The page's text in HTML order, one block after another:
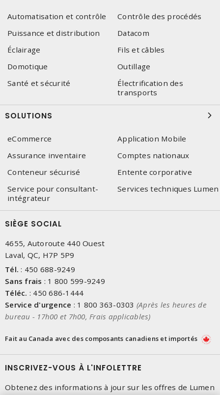
Automatisation et contrôle
Contrôle des procédés
Puissance et distribution
Datacom
Éclairage
Fils et câbles
Domotique
Outillage
Santé et sécurité
Électrification des
transports
SOLUTIONS
eCommerce
Application Mobile
Assurance inventaire
Comptes nationaux
Conteneur sécurisé
Entente corporative
Service pour consultant-
intégrateur
Services techniques Lumen
SIÈGE SOCIAL
4655, Autoroute 440 Ouest
Laval, QC, H7P 5P9
Tél. : 450 688-9249
Sans frais : 1 800 599-9249
Téléc. : 450 686-1444
Service d'urgence : 1 800 363-0303 (Après les heures de
bureau - 17h00 et 7h00, Frais applicables)
Fait au Canada avec des composants canadiens et importés
INSCRIVEZ-VOUS À L'INFOLETTRE
Obtenez des informations à jour sur les offres de Lumen